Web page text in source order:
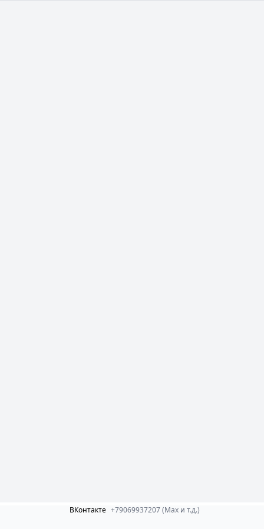
ВКонтакте +79069937207 (Max и т.д.)